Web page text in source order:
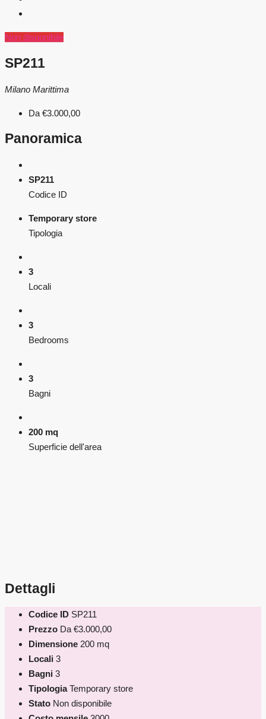
Non disponibile
SP211
Milano Marittima
Da €3.000,00
Panoramica
SP211
Codice ID
Temporary store
Tipologia
3
Locali
3
Bedrooms
3
Bagni
200 mq
Superficie dell'area
Dettagli
Codice ID SP211
Prezzo Da €3.000,00
Dimensione 200 mq
Locali 3
Bagni 3
Tipologia Temporary store
Stato Non disponibile